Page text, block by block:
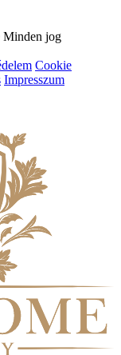
jog
Cookie
Impresszum